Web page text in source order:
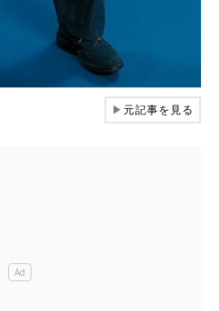
▶元記事を見る